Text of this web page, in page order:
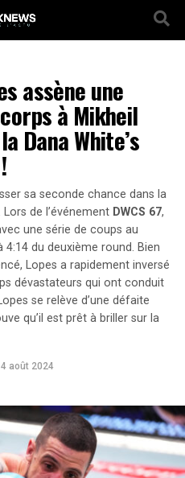
assène une
à Mikheil
Dana White’s
sa seconde chance dans la
Lors de l’événement DWCS 67,
une série de coups au
4:14 du deuxième round. Bien
Lopes a rapidement inversé
dévastateurs qui ont conduit
se relève d’une défaite
qu’il est prêt à briller sur la
août 2024